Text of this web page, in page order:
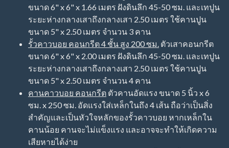
ขนาด 6" x 6" x 1.66 เมตร ฝังดินลึก 45-50 ซม. และเทปูน
ระยะห่างกลางเสาถึงกลางเสา 2.50 เมตร ใช้คานปูน
ขนาด 5" x 2.50 เมตร จำนวน 3 คาน
รั้วคาวบอย คอนกรีต 4 ชั้น สูง 200 ซม. ตัวเสาคอนกรีต
ขนาด 6" x 6" x 2.00 เมตร ฝังดินลึก 45-50 ซม. และเทปูน
ระยะห่างกลางเสาถึงกลางเสา 2.50 เมตร ใช้คานปูน
ขนาด 5" x 2.50 เมตร จำนวน 4 คาน
คานคาวบอย คอนกรีต ตัวคานอัดแรง ขนาด 5 นิ้ว x 6
ซม. x 250 ซม. อัดแรงใส่เหล็กในถึง 4 เส้น ถือว่าเป็นสิ่ง
สำคัญและเป็นหัวใจหลักของรั้วคาวบอย หากเหล็กใน
คานน้อย คานจะไม่แข็งแรง และอาจจะทำให้เกิดความ
เสียหายได้ง่าย